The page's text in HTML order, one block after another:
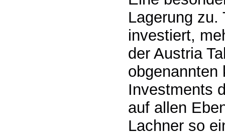
Lagerung zu.
investiert,
der Austria
obgenannten
Investments
auf allen
Lachner so